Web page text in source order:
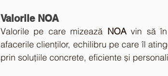
Valorile NOA
Valorile pe care mizează NOA vin să în
afacerile clienților, echilibru pe care îl
prin soluțiile concrete, eficiente și